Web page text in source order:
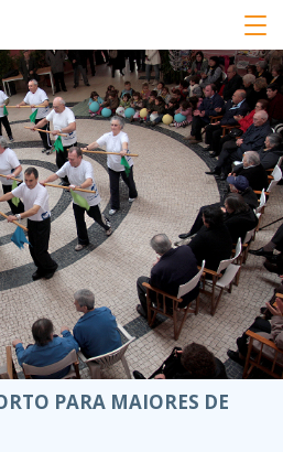
PARA MAIORES DE